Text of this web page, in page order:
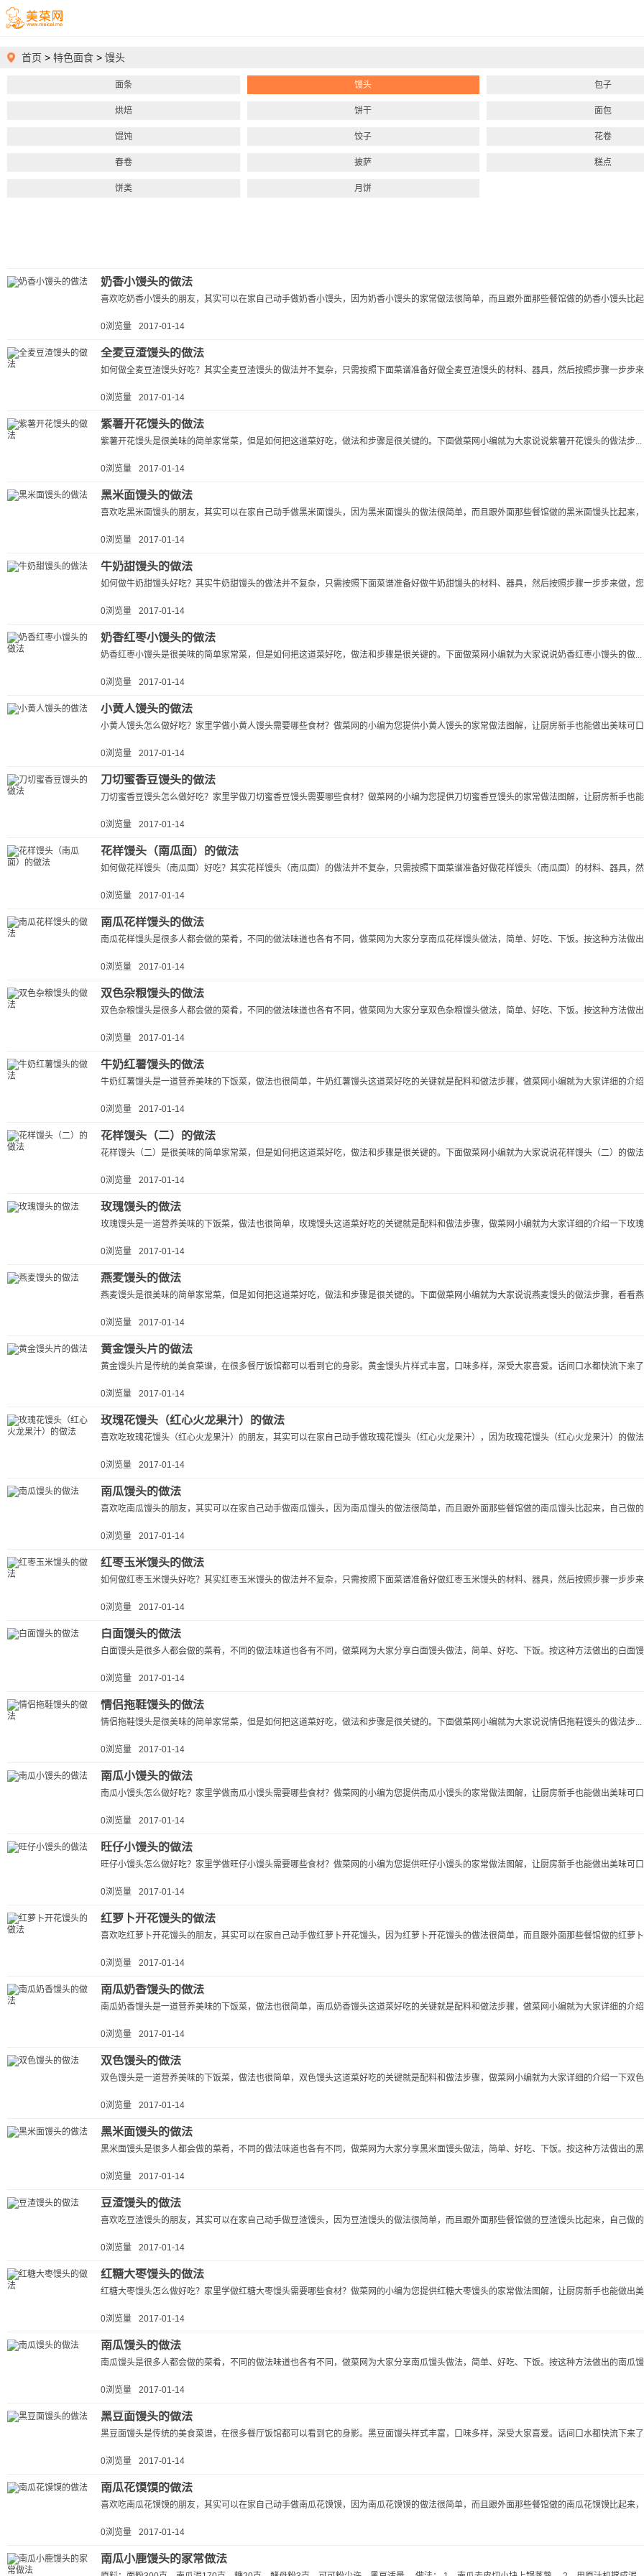
面条 馒头 包子
烘焙 饼干 面包
馄饨 饺子 花卷
春卷 披萨 糕点
饼类 月饼
首页 > 特色面食 > 馒头
奶香小馒头的做法
喜欢吃奶香小馒头的朋友，其实可以在家自己动手做奶香小馒头，因为奶香小馒头的家常做法很简单，而且跟外面那些餐馆做的奶香小馒头比
0浏览量 2017-01-14
全麦豆渣馒头的做法
如何做全麦豆渣馒头好吃？其实全麦豆渣馒头的做法并不复杂，只需按照下面菜谱准备好做全麦豆渣馒头的材料、器具，然后按照步骤一步步
0浏览量 2017-01-14
紫薯开花馒头的做法
紫薯开花馒头是很美味的简单家常菜，但是如何把这道菜好吃，做法和步骤是很关键的。下面做菜网小编就为大家说说紫薯开花馒头的做法步...
0浏览量 2017-01-14
黑米面馒头的做法
喜欢吃黑米面馒头的朋友，其实可以在家自己动手做黑米面馒头，因为黑米面馒头的做法很简单，而且跟外面那些餐馆做的黑米面馒头比起来
0浏览量 2017-01-14
牛奶甜馒头的做法
如何做牛奶甜馒头好吃？其实牛奶甜馒头的做法并不复杂，只需按照下面菜谱准备好做牛奶甜馒头的材料、器具，然后按照步骤一步步来做，
0浏览量 2017-01-14
奶香红枣小馒头的做法
奶香红枣小馒头是很美味的简单家常菜，但是如何把这道菜好吃，做法和步骤是很关键的。下面做菜网小编就为大家说说奶香红枣小馒头的做...
0浏览量 2017-01-14
小黄人馒头的做法
小黄人馒头怎么做好吃？家里学做小黄人馒头需要哪些食材？做菜网的小编为您提供小黄人馒头的家常做法图解，让厨房新手也能做出美味可
0浏览量 2017-01-14
刀切蜜香豆馒头的做法
刀切蜜香豆馒头怎么做好吃？家里学做刀切蜜香豆馒头需要哪些食材？做菜网的小编为您提供刀切蜜香豆馒头的家常做法图解，让厨房新手也
0浏览量 2017-01-14
花样馒头（南瓜面）的做法
如何做花样馒头（南瓜面）好吃？其实花样馒头（南瓜面）的做法并不复杂，只需按照下面菜谱准备好做花样馒头（南瓜面）的材料、器具，
0浏览量 2017-01-14
南瓜花样馒头的做法
南瓜花样馒头是很多人都会做的菜肴，不同的做法味道也各有不同，做菜网为大家分享南瓜花样馒头做法，简单、好吃、下饭。按这种方法做
0浏览量 2017-01-14
双色杂粮馒头的做法
双色杂粮馒头是很多人都会做的菜肴，不同的做法味道也各有不同，做菜网为大家分享双色杂粮馒头做法，简单、好吃、下饭。按这种方法做
0浏览量 2017-01-14
牛奶红薯馒头的做法
牛奶红薯馒头是一道营养美味的下饭菜，做法也很简单，牛奶红薯馒头这道菜好吃的关键就是配料和做法步骤，做菜网小编就为大家详细的介
0浏览量 2017-01-14
花样馒头（二）的做法
花样馒头（二）是很美味的简单家常菜，但是如何把这道菜好吃，做法和步骤是很关键的。下面做菜网小编就为大家说说花样馒头（二）的做
0浏览量 2017-01-14
玫瑰馒头的做法
玫瑰馒头是一道营养美味的下饭菜，做法也很简单，玫瑰馒头这道菜好吃的关键就是配料和做法步骤，做菜网小编就为大家详细的介绍一下玫
0浏览量 2017-01-14
燕麦馒头的做法
燕麦馒头是很美味的简单家常菜，但是如何把这道菜好吃，做法和步骤是很关键的。下面做菜网小编就为大家说说燕麦馒头的做法步骤，看看
0浏览量 2017-01-14
黄金馒头片的做法
黄金馒头片是传统的美食菜谱，在很多餐厅饭馆都可以看到它的身影。黄金馒头片样式丰富，口味多样，深受大家喜爱。话间口水都快流下来
0浏览量 2017-01-14
玫瑰花馒头（红心火龙果汁）的做法
喜欢吃玫瑰花馒头（红心火龙果汁）的朋友，其实可以在家自己动手做玫瑰花馒头（红心火龙果汁），因为玫瑰花馒头（红心火龙果汁）的做
0浏览量 2017-01-14
南瓜馒头的做法
喜欢吃南瓜馒头的朋友，其实可以在家自己动手做南瓜馒头，因为南瓜馒头的做法很简单，而且跟外面那些餐馆做的南瓜馒头比起来，自己做
0浏览量 2017-01-14
红枣玉米馒头的做法
如何做红枣玉米馒头好吃？其实红枣玉米馒头的做法并不复杂，只需按照下面菜谱准备好做红枣玉米馒头的材料、器具，然后按照步骤一步步
0浏览量 2017-01-14
白面馒头的做法
白面馒头是很多人都会做的菜肴，不同的做法味道也各有不同，做菜网为大家分享白面馒头做法，简单、好吃、下饭。按这种方法做出的白面
0浏览量 2017-01-14
情侣拖鞋馒头的做法
情侣拖鞋馒头是很美味的简单家常菜，但是如何把这道菜好吃，做法和步骤是很关键的。下面做菜网小编就为大家说说情侣拖鞋馒头的做法步...
0浏览量 2017-01-14
南瓜小馒头的做法
南瓜小馒头怎么做好吃？家里学做南瓜小馒头需要哪些食材？做菜网的小编为您提供南瓜小馒头的家常做法图解，让厨房新手也能做出美味可
0浏览量 2017-01-14
旺仔小馒头的做法
旺仔小馒头怎么做好吃？家里学做旺仔小馒头需要哪些食材？做菜网的小编为您提供旺仔小馒头的家常做法图解，让厨房新手也能做出美味可
0浏览量 2017-01-14
红萝卜开花馒头的做法
喜欢吃红萝卜开花馒头的朋友，其实可以在家自己动手做红萝卜开花馒头，因为红萝卜开花馒头的做法很简单，而且跟外面那些餐馆做的红萝
0浏览量 2017-01-14
南瓜奶香馒头的做法
南瓜奶香馒头是一道营养美味的下饭菜，做法也很简单，南瓜奶香馒头这道菜好吃的关键就是配料和做法步骤，做菜网小编就为大家详细的介
0浏览量 2017-01-14
双色馒头的做法
双色馒头是一道营养美味的下饭菜，做法也很简单，双色馒头这道菜好吃的关键就是配料和做法步骤，做菜网小编就为大家详细的介绍一下双
0浏览量 2017-01-14
黑米面馒头的做法
黑米面馒头是很多人都会做的菜肴，不同的做法味道也各有不同，做菜网为大家分享黑米面馒头做法，简单、好吃、下饭。按这种方法做出的
0浏览量 2017-01-14
豆渣馒头的做法
喜欢吃豆渣馒头的朋友，其实可以在家自己动手做豆渣馒头，因为豆渣馒头的做法很简单，而且跟外面那些餐馆做的豆渣馒头比起来，自己做
0浏览量 2017-01-14
红糖大枣馒头的做法
红糖大枣馒头怎么做好吃？家里学做红糖大枣馒头需要哪些食材？做菜网的小编为您提供红糖大枣馒头的家常做法图解，让厨房新手也能做出
0浏览量 2017-01-14
南瓜馒头的做法
南瓜馒头是很多人都会做的菜肴，不同的做法味道也各有不同，做菜网为大家分享南瓜馒头做法，简单、好吃、下饭。按这种方法做出的南瓜
0浏览量 2017-01-14
黑豆面馒头的做法
黑豆面馒头是传统的美食菜谱，在很多餐厅饭馆都可以看到它的身影。黑豆面馒头样式丰富，口味多样，深受大家喜爱。话间口水都快流下来
0浏览量 2017-01-14
南瓜花馍馍的做法
喜欢吃南瓜花馍馍的朋友，其实可以在家自己动手做南瓜花馍馍，因为南瓜花馍馍的做法很简单，而且跟外面那些餐馆做的南瓜花馍馍比起来
0浏览量 2017-01-14
南瓜小鹿馒头的家常做法